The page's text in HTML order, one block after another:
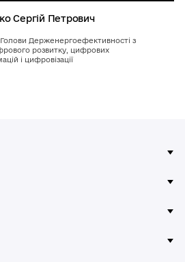
Сергій Петрович
Держенергоефективності з
розвитку, цифрових
і цифровізації